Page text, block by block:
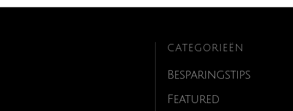
CATEGORIEËN
Besparingstips
Featured